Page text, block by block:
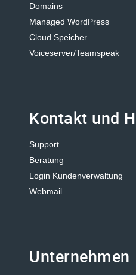
Domains
Managed WordPress
Cloud Speicher
Voiceserver/Teamspeak
Kontakt und
Support
Beratung
Login Kundenverwaltung
Webmail
Unternehmen